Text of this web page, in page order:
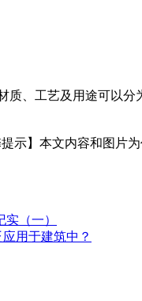
质、工艺及用途可以
提示】本文内容和图片
（一）
用于建筑中？